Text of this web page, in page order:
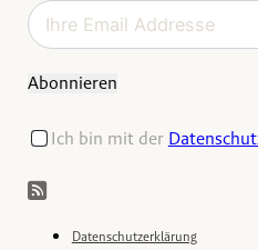
Abonnieren
Ich bin mit der
Datenschutzerklärung